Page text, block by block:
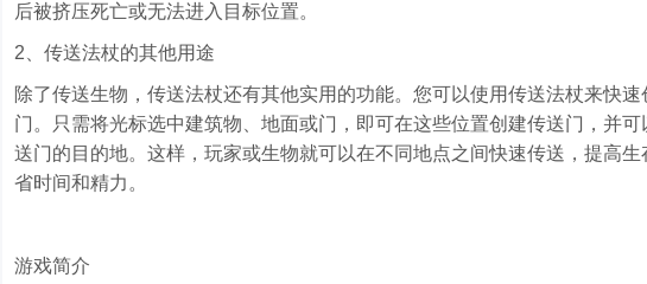
后被挤压死亡或无法进入目标位置。
2、传送法杖的其他用途
除了传送生物，传送法杖还有其他实用的功能。您可以使用传送法杖来快速
门。只需将光标选中建筑物、地面或门，即可在这些位置创建传送门，并可
送门的目的地。这样，玩家或生物就可以在不同地点之间快速传送，提高生
省时间和精力。
游戏简介